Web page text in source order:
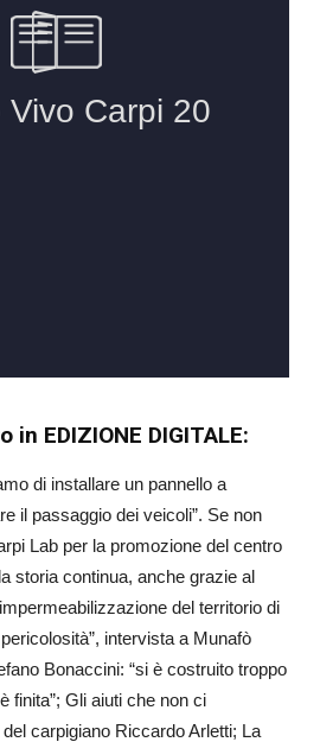
EDIZIONE DIGITALE:
di installare un pannello a
il passaggio dei veicoli”. Se non
Lab per la promozione del centro
storia continua, anche grazie al
del territorio di
intervista a Munafò
Bonaccini: “si è costruito troppo
finita”; Gli aiuti che non ci
del carpigiano Riccardo Arletti; La